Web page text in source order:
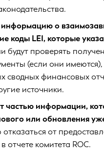
о
коды LEI, которые
будут проверять
(если они
сводных финансовых
источники.
частью информации,
или обновления
от
комитета ROC.